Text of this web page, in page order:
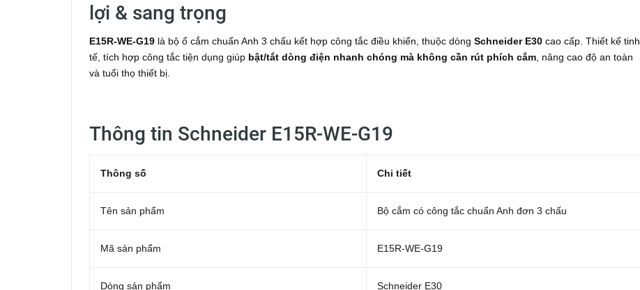
lợi & sang trọng
E15R-WE-G19 là bộ ổ cắm chuẩn Anh 3 chấu kết hợp công tắc điều khiển, thuộc dòng Schneider E30 cao cấp. Thiết kế tinh
tế, tích hợp công tắc tiện dụng giúp bật/tắt dòng điện nhanh chóng mà không cần rút phích cắm , nâng cao độ an toàn
và tuổi thọ thiết bị.
Thông tin Schneider E15R-WE-G19
Thông số Chi tiết
Tên sản phẩm Bộ cắm có công tắc chuẩn Anh đơn 3 chấu
Mã sản phẩm E15R-WE-G19
Dòng sản phẩm Schneider E30